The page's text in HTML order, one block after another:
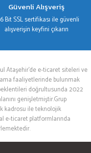
Güvenli Alışveriş
Bit SSL sertifikası ile güvenli
alışverişin keyfini çıkarın
Ataşehir’de e-ticaret siteleri ve
faaliyetlerinde bulunmak
doğrultusunda 2022
genişletmiştir.Grup
kadrosu ile teknolojik
e-ticaret platformlarında